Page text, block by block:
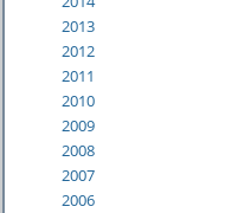
2013
2012
2011
2010
2009
2008
2007
2006